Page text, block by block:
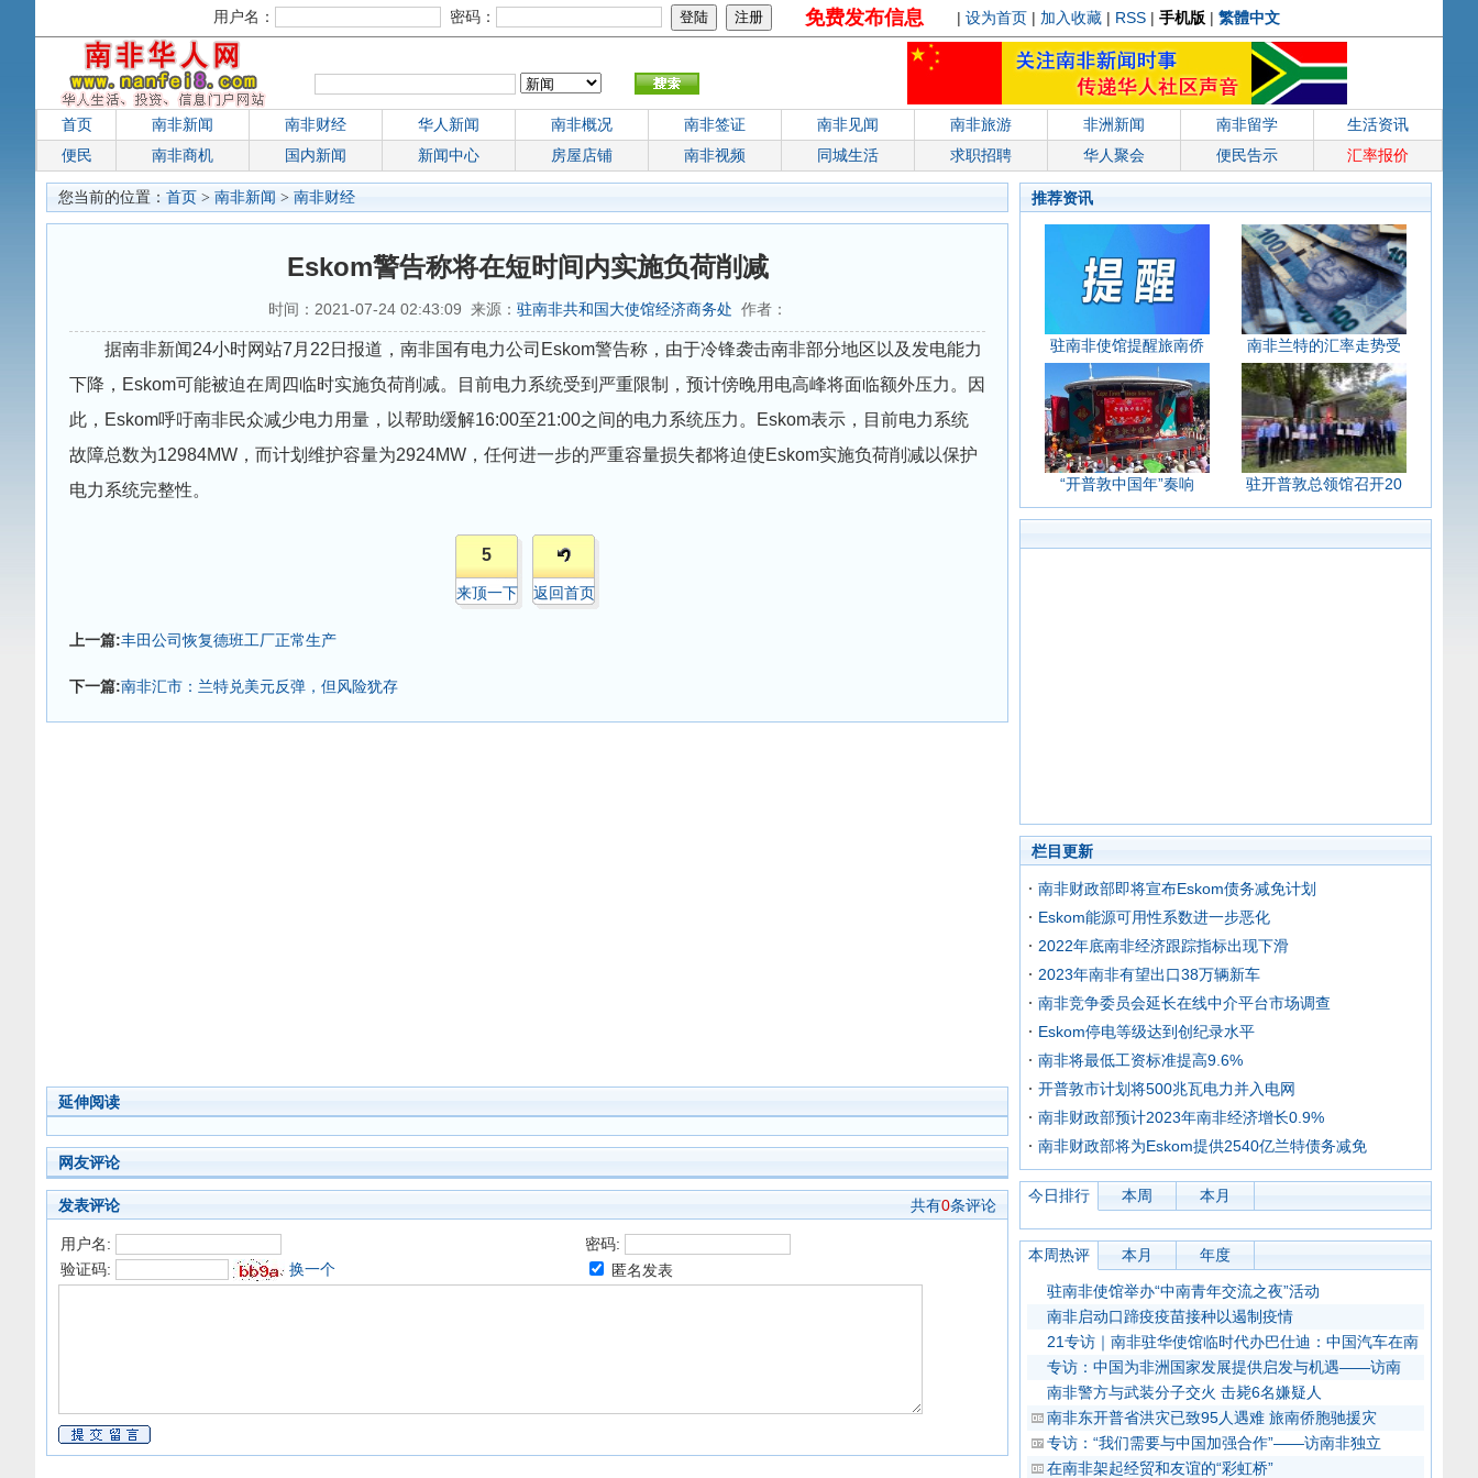
用户名： 密码： 免费发布信息 | 设为首页 | 加入收藏 | RSS | 手机版 | 繁體中文
首页 南非新闻 南非财经 华人新闻 南非概况 南非签证 南非见闻 南非旅游 非洲新闻 南非留学
生活资讯
便民
南非商机 国内新闻 新闻中心 房屋店铺 南非视频 同城生活 求职招聘 华人聚会 便民告示 汇率报价
您当前的位置： 首页 > 南非新闻 > 南非财经
Eskom警告称将在短时间内实施负荷削减
时间：2021-07-24 02:43:09 来源： 驻南非共和国大使馆经济商务处 作者：
据南非新闻24小时网站7月22日报道，南非国有电力公司Eskom警告称，由于冷锋袭击南非部分地区以及发电能力
下降，Eskom可能被迫在周四临时实施负荷削减。目前电力系统受到严重限制，预计傍晚用电高峰将面临额外压力。因
此，Eskom呼吁南非民众减少电力用量，以帮助缓解16:00至21:00之间的电力系统压力。Eskom表示，目前电力系统
故障总数为12984MW，而计划维护容量为2924MW，任何进一步的严重容量损失都将迫使Eskom实施负荷削减以保护
电力系统完整性。
5
来顶一下 返回首页
上一篇:丰田公司恢复德班工厂正常生产
下一篇:南非汇市：兰特兑美元反弹，但风险犹存
延伸阅读
网友评论
发表评论 共有0条评论
用户名:
密码:
验证码:
换一个 匿名发表
推荐资讯
驻南非使馆提醒旅南侨 南非兰特的汇率走势受
“开普敦中国年”奏响 驻开普敦总领馆召开20
栏目更新
南非财政部即将宣布Eskom债务减免计划
Eskom能源可用性系数进一步恶化
2022年底南非经济跟踪指标出现下滑
2023年南非有望出口38万辆新车
南非竞争委员会延长在线中介平台市场调查
Eskom停电等级达到创纪录水平
南非将最低工资标准提高9.6%
开普敦市计划将500兆瓦电力并入电网
南非财政部预计2023年南非经济增长0.9%
南非财政部将为Eskom提供2540亿兰特债务减免
今日排行 本周 本月
本周热评 本月 年度
驻南非使馆举办“中南青年交流之夜”活动
南非启动口蹄疫疫苗接种以遏制疫情
21专访｜南非驻华使馆临时代办巴仕迪：中国汽车在南
专访：中国为非洲国家发展提供启发与机遇——访南
南非警方与武装分子交火 击毙6名嫌疑人
南非东开普省洪灾已致95人遇难 旅南侨胞驰援灾
专访：“我们需要与中国加强合作”——访南非独立
在南非架起经贸和友谊的“彩虹桥”